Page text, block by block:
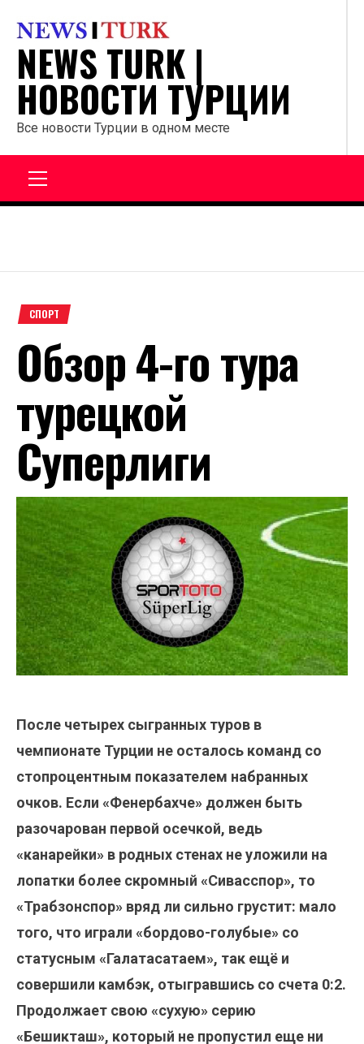
содержанию
NEWS TURK |
НОВОСТИ ТУРЦИИ
Все новости Турции в одном месте
СПОРТ
Обзор 4-го тура
турецкой
Суперлиги
После четырех сыгранных туров в
чемпионате Турции не осталось команд со
стопроцентным показателем набранных
очков. Если «Фенербахче» должен быть
разочарован первой осечкой, ведь
«канарейки» в родных стенах не уложили на
лопатки более скромный «Сивасспор», то
«Трабзонспор» вряд ли сильно грустит: мало
того, что играли «бордово-голубые» со
статусным «Галатасатаем», так ещё и
совершили камбэк, отыгравшись со счета 0:2.
Продолжает свою «сухую» серию
«Бешикташ», который не пропустил еще ни